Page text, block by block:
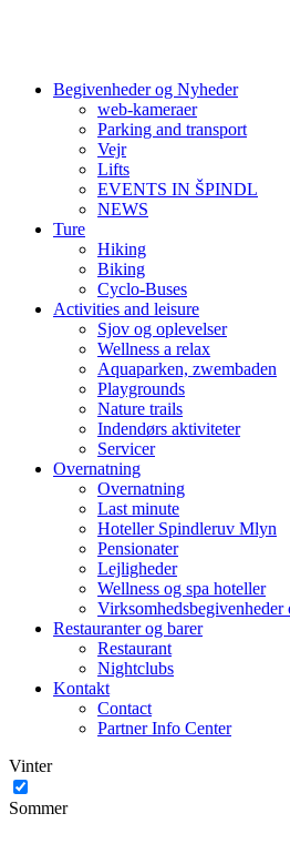
Begivenheder og Nyheder
web-kameraer
Parking and transport
Vejr
Lifts
EVENTS IN ŠPINDL
NEWS
Ture
Hiking
Biking
Cyclo-Buses
Activities and leisure
Sjov og oplevelser
Wellness a relax
Aquaparken, zwembaden
Playgrounds
Nature trails
Indendørs aktiviteter
Servicer
Overnatning
Overnatning
Last minute
Hoteller Spindleruv Mlyn
Pensionater
Lejligheder
Wellness og spa hoteller
Restauranter og barer
Restaurant
Nightclubs
Kontakt
Contact
Partner Info Center
Vinter
Sommer